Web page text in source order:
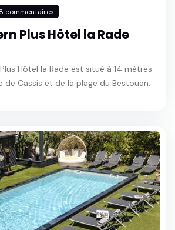
commentaires
Plus Hôtel la Rade
Hôtel la Rade est situé à 14 mètres
Cassis et de la plage du Bestouan.